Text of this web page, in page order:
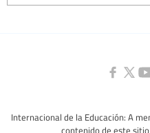
Internacional de la Educación: A